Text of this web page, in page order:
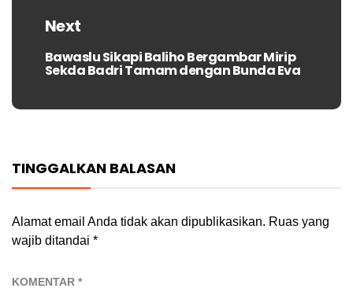
Next
Next
post:
Bawaslu Sikapi Baliho Bergambar Mirip
Sekda Badri Tamam dengan Bunda Eva
TINGGALKAN BALASAN
Alamat email Anda tidak akan dipublikasikan. Ruas yang
wajib ditandai *
KOMENTAR *